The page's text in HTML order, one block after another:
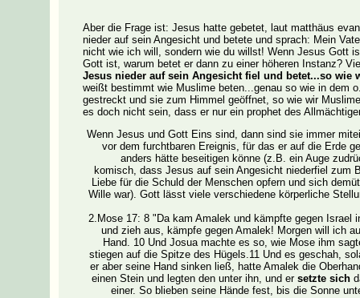
Aber die Frage ist: Jesus hatte gebetet, laut matthäus
nieder auf sein Angesicht und betete und sprach: Mein
nicht wie ich will, sondern wie du willst! Wenn Jesus Gott
Gott ist, warum betet er dann zu einer höheren Instanz?
Jesus nieder auf sein Angesicht fiel und betet...so wie
weißt bestimmt wie Muslime beten...genau so wie in dem
gestreckt und sie zum Himmel geöffnet, so wie wir
es doch nicht sein, dass er nur ein prophet des
Wenn Jesus und Gott Eins sind, dann sind sie immer
vor dem furchtbaren Ereignis, für das er auf die Erde
anders hätte beseitigen könne (z.B. ein Auge
komisch, dass Jesus auf sein Angesicht niederfiel zum
Liebe für die Schuld der Menschen opfern und sich
Wille war). Gott lässt viele verschiedene körperliche
2.Mose 17: 8 "Da kam Amalek und kämpfte gegen Israel
und zieh aus, kämpfe gegen Amalek! Morgen will ich
Hand. 10 Und Josua machte es so, wie Mose ihm
stiegen auf die Spitze des Hügels.11 Und es geschah,
er aber seine Hand sinken ließ, hatte Amalek die
einen Stein und legten den unter ihn, und er setzte sich
einer. So blieben seine Hände fest, bis die Sonne